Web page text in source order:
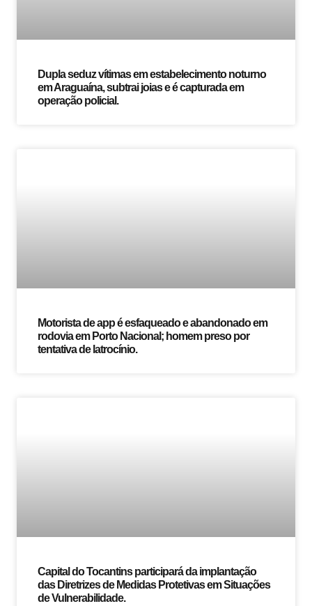
Dupla seduz vítimas em estabelecimento noturno
em Araguaína, subtrai joias e é capturada em
operação policial.
Motorista de app é esfaqueado e abandonado em
rodovia em Porto Nacional; homem preso por
tentativa de latrocínio.
Capital do Tocantins participará da implantação
das Diretrizes de Medidas Protetivas em Situações
de Vulnerabilidade.